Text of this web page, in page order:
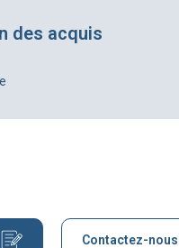
des acquis
Contactez-nous